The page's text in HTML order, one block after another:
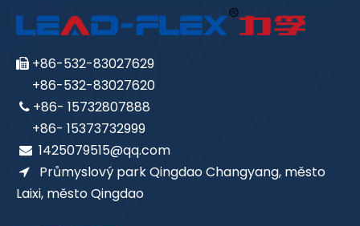
 +86-532-83027629
+86-532-83027620
 +86- 15732807888
+86- 15373732999
 1425079515@qq.com
 Průmyslový park Qingdao Changyang, město
Laixi, město Qingdao